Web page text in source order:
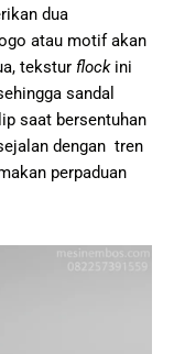
dua
atau motif akan
tekstur flockini
sandal
saat bersentuhan
dengan tren
perpaduan